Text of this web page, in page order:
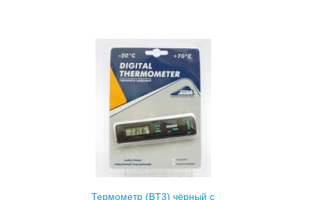
Термометр (BT3) чёрный с